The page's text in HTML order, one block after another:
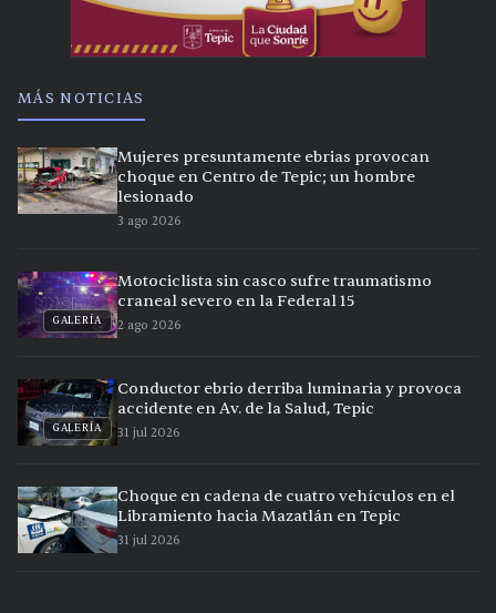
MÁS NOTICIAS
Mujeres presuntamente ebrias provocan
choque en Centro de Tepic; un hombre
lesionado
3 ago 2026
GALERÍA
Motociclista sin casco sufre traumatismo
craneal severo en la Federal 15
2 ago 2026
GALERÍA
Conductor ebrio derriba luminaria y provoca
accidente en Av. de la Salud, Tepic
31 jul 2026
Choque en cadena de cuatro vehículos en el
Libramiento hacia Mazatlán en Tepic
31 jul 2026